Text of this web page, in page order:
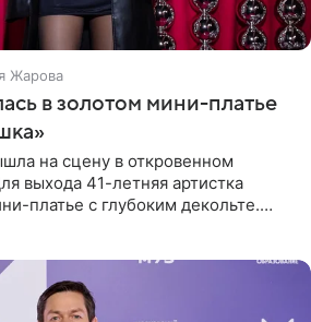
Жарова
в золотом мини-платье
на сцену в откровенном
выхода 41-летняя артистка
платье с глубоким декольте.